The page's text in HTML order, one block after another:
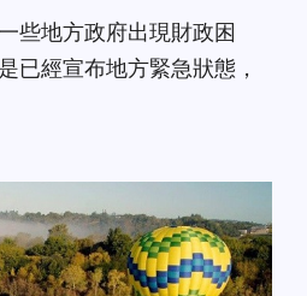
些地方政府出現財政困
已經宣布地方緊急狀態，